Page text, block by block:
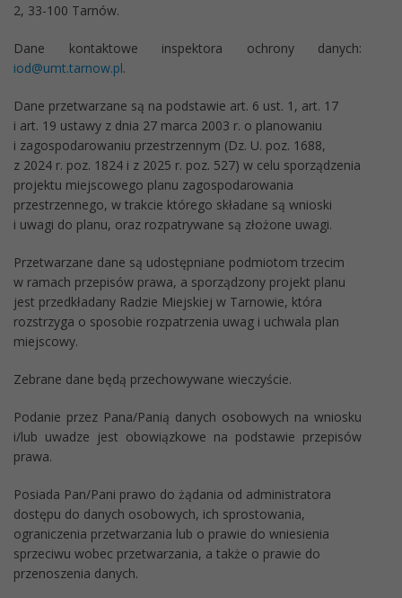
2, 33-100 Tarnów.
Dane kontaktowe inspektora ochrony danych:
iod@umt.tarnow.pl.
Dane przetwarzane są na podstawie art. 6 ust. 1, art. 17
i art. 19 ustawy z dnia 27 marca 2003 r. o planowaniu
i zagospodarowaniu przestrzennym (Dz. U. poz. 1688,
z 2024 r. poz. 1824 i z 2025 r. poz. 527) w celu sporządzenia
projektu miejscowego planu zagospodarowania
przestrzennego, w trakcie którego składane są wnioski
i uwagi do planu, oraz rozpatrywane są złożone uwagi.
Przetwarzane dane są udostępniane podmiotom trzecim
w ramach przepisów prawa, a sporządzony projekt planu
jest przedkładany Radzie Miejskiej w Tarnowie, która
rozstrzyga o sposobie rozpatrzenia uwag i uchwala plan
miejscowy.
Zebrane dane będą przechowywane wieczyście.
Podanie przez Pana/Panią danych osobowych na wniosku
i/lub uwadze jest obowiązkowe na podstawie przepisów
prawa.
Posiada Pan/Pani prawo do żądania od administratora
dostępu do danych osobowych, ich sprostowania,
ograniczenia przetwarzania lub o prawie do wniesienia
sprzeciwu wobec przetwarzania, a także o prawie do
przenoszenia danych.